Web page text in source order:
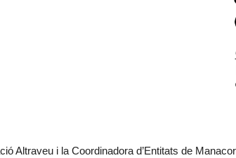
Altraveu i la Coordinadora d’Entitats de